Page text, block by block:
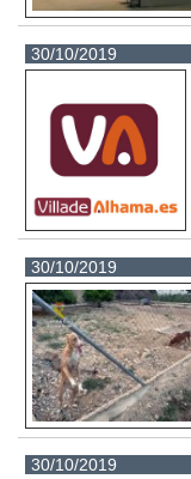
30/10/2019
30/10/2019
30/10/2019